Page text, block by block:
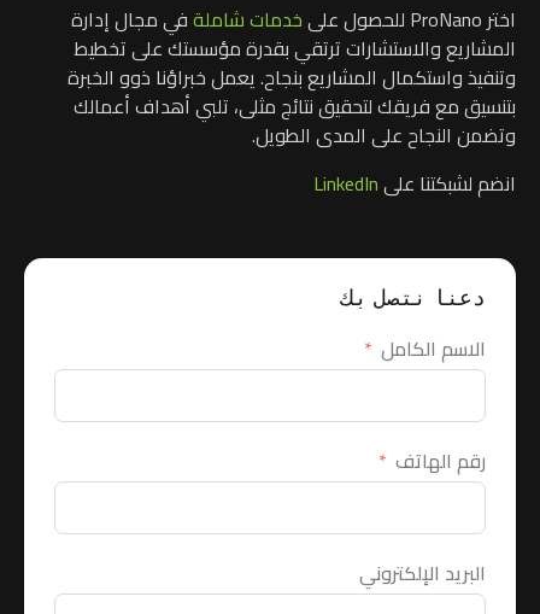
اختر ProNano للحصول على
خدمات شاملةفي مجال إدارة
المشاريع والاستشارات ترتقي بقدرة مؤسستك على تخطيط
وتنفيذ واستكمال المشاريع بنجاح. يعمل خبراؤنا ذوو الخبرة
بتنسيق مع فريقك لتحقيق نتائج مثلى، تلبي أهداف أعمالك
وتضمن النجاح على المدى الطويل.
انضم لشبكتنا علىLinkedIn
دعنا نتصل بك
الاسم الكامل
رقم الهاتف
البريد الإلكتروني